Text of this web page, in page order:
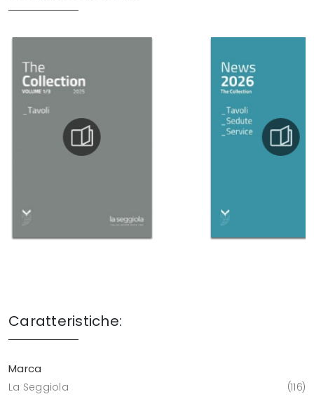
Caratteristiche:
Marca
La Seggiola 116